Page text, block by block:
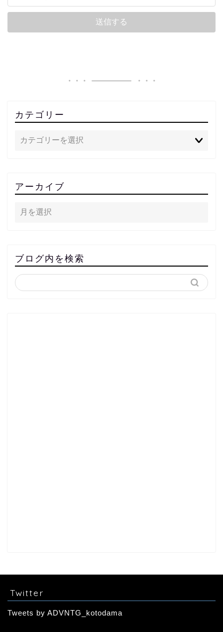
カテゴリー
アーカイブ
ブログ内を検索
Twitter
Tweets by ADVNTG_kotodama